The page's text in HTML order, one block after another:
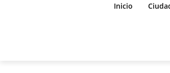
Inicio